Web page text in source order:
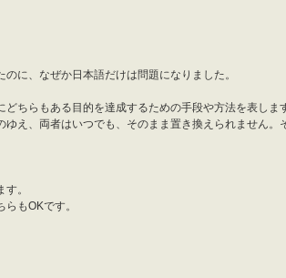
に、なぜか日本語だけは問題になりました。
ちらもある目的を達成するための手段や方法を表しま
え、両者はいつでも、そのまま置き換えられません。
。
もOKです。